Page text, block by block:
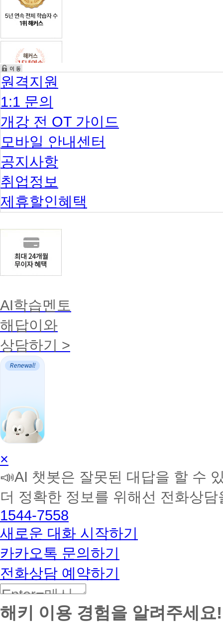
원격지원
1:1 문의
개강 전 OT 가이드
모바일 안내센터
공지사항
취업정보
제휴할인혜택
AI학습멘토
해답이와
상담하기 >
AI
학
습
토
커
BETA
×
📣AI 챗봇은 잘못된 대답을 할 수
더 정확한 정보를 위해선 전화상
1544-7558
새로운 대화 시작하기
카카오톡 문의하기
전화상담 예약하기
해키 이용 경험을 알려주세요!